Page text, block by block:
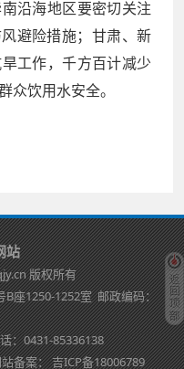
沿海地区要密切关注
避险措施；甘肃、新
工作，千方百计减少
众饮用水安全。
站
版权所有
B座1250-1252室 邮政编码：
：0431-85336138
备案：吉ICP备18006789